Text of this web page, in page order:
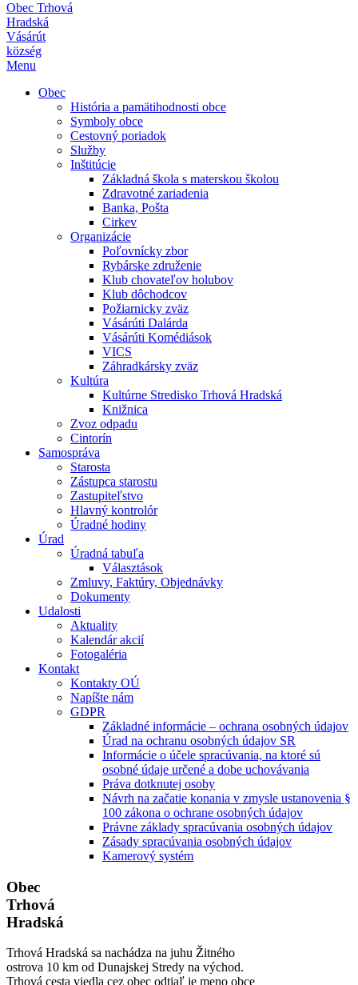
Obec Trhová
Hradská
Vásárút
község
Menu
Obec
História a pamätihodnosti obce
Symboly obce
Cestovný poriadok
Služby
Inštitúcie
Základná škola s materskou školou
Zdravotné zariadenia
Banka, Pošta
Cirkev
Organizácie
Poľovnícky zbor
Rybárske združenie
Klub chovateľov holubov
Klub dôchodcov
Požiarnicky zväz
Vásárúti Dalárda
Vásárúti Komédiások
VICS
Záhradkársky zväz
Kultúra
Kultúrne Stredisko Trhová Hradská
Knižnica
Zvoz odpadu
Cintorín
Samospráva
Starosta
Zástupca starostu
Zastupiteľstvo
Hlavný kontrolór
Úradné hodiny
Úrad
Úradná tabuľa
Választások
Zmluvy, Faktúry, Objednávky
Dokumenty
Udalosti
Aktuality
Kalendár akcií
Fotogaléria
Kontakt
Kontakty OÚ
Napíšte nám
GDPR
Základné informácie – ochrana osobných údajov
Úrad na ochranu osobných údajov SR
Informácie o účele spracúvania, na ktoré sú
osobné údaje určené a dobe uchovávania
Práva dotknutej osoby
Návrh na začatie konania v zmysle ustanovenia §
100 zákona o ochrane osobných údajov
Právne základy spracúvania osobných údajov
Zásady spracúvania osobných údajov
Kamerový systém
Obec
Trhová
Hradská
Trhová Hradská sa nachádza na juhu Žitného
ostrova 10 km od Dunajskej Stredy na východ.
Trhová cesta viedla cez obec odtiaľ je meno obce